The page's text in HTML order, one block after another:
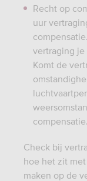
Recht op
uur
vertraging je
Komt de
compensatie.
Check bij
hoe het zit
maken op de